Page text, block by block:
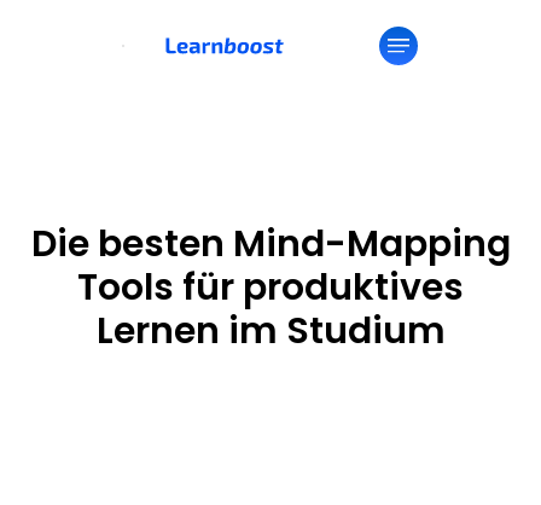
Die besten Mind-Mapping
Tools für produktives
Lernen im Studium